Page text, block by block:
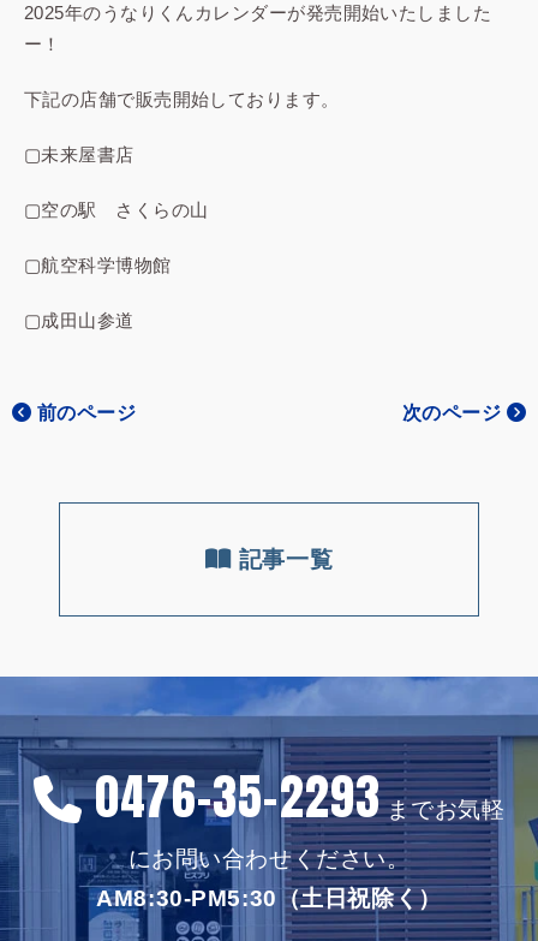
2025年のうなりくんカレンダーが発売開始いたしました
ー！
下記の店舗で販売開始しております。
▢未来屋書店
▢空の駅 さくらの山
▢航空科学博物館
▢成田山参道
前のページ 次のページ
記事一覧
0476-35-2293 までお気軽
にお問い合わせください。
AM8:30-PM5:30（土日祝除く）